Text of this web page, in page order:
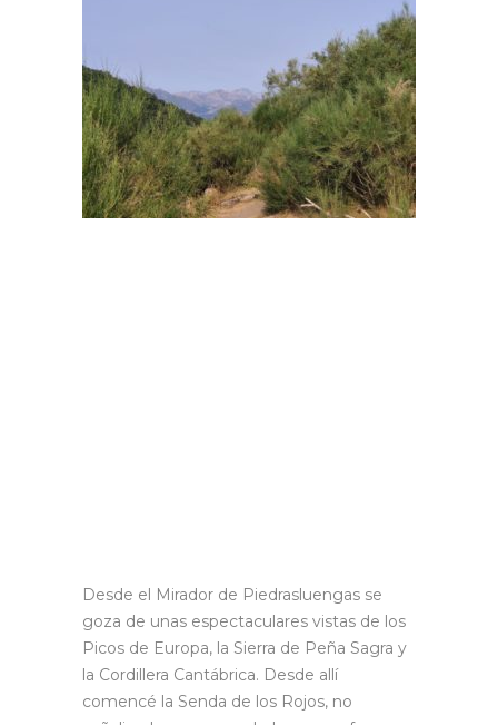
Desde el Mirador de Piedrasluengas se
goza de unas espectaculares vistas de los
Picos de Europa, la Sierra de Peña Sagra y
la Cordillera Cantábrica. Desde allí
comencé la Senda de los Rojos, no